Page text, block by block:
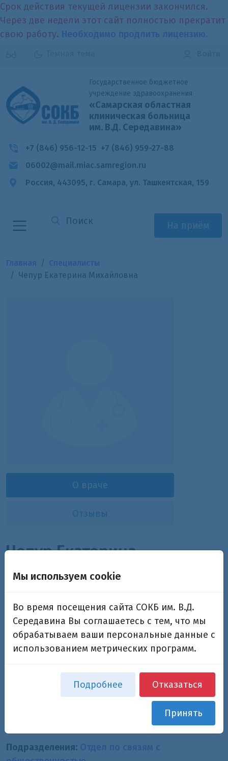
Срок действия текущей лицензии закончился.
Через две недели этот сайт полностью прекратит
свою работу.
Государственное бюджетное
учреждение здравоохранения
«Самарская областная
клиническая больница
им. В.Д. Середавина»
+7 (846) 956-12-15 +7 (846) 959-27-88
06002@mail.miac.samregion.ru
Россия, 443095, г. Самара, ул. Ташкентская, 159
На приём
Чепур Екатерина Михайловна
О враче
Отзывы
Чепур Екатерина
Михайловна
общественностью
8(846)-933-84-51
Дополнительная информация
Основная специализация:
Подразделения:
Мы используем cookie
Во время посещения сайта СОКБ им. В.Д.
Середавина Вы соглашаетесь с тем, что мы
обрабатываем ваши персональные данные с
использованием метрических программ.
Подробнее Отказаться
Принять